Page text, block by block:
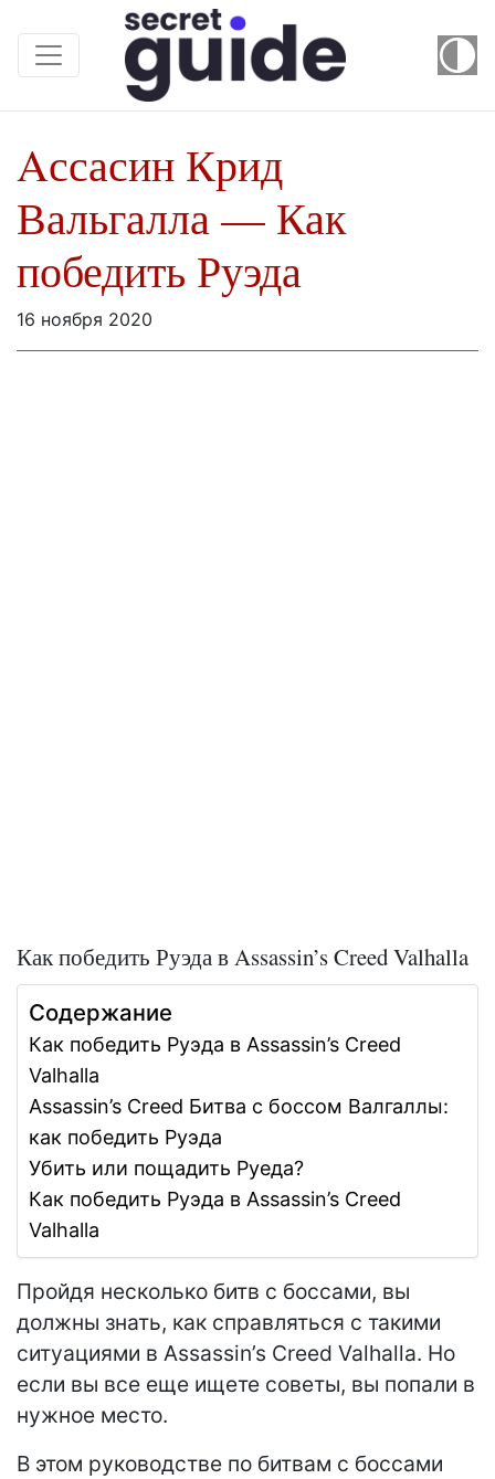
Aссасин Крид
Вальгалла — Как
победить Руэда
16 ноября 2020
Как победить Руэда в Assassin’s Creed Valhalla
Содержание
Как победить Руэда в Assassin’s Creed
Valhalla
Assassin’s Creed Битва с боссом Валгаллы:
как победить Руэда
Убить или пощадить Руеда?
Как победить Руэда в Assassin’s Creed
Valhalla
Пройдя несколько битв с боссами, вы
должны знать, как справляться с такими
ситуациями в Assassin’s Creed Valhalla. Но
если вы все еще ищете советы, вы попали в
нужное место.
В этом руководстве по битвам с боссами